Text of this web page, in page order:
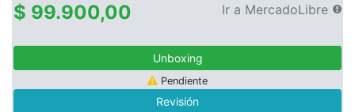
$ 99.900,00 Ir a MercadoLibre
Unboxing
Pendiente
Revisión